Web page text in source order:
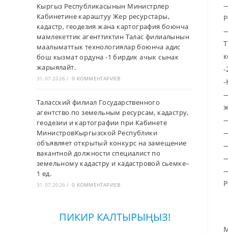
-
-
Кыргыз Республикасынын Министрлер
Кабинетине караштуу Жер ресурстары,
кадастр, геодезия жана картография боюнча
мамлекеттик агенттиктин Талас филиалынын
маалыматтык технологиялар боюнча адис
бош кызмат ордуна -1 бирдик ачык сынак
жарыялайт.
31.07.2026 / 0 КОММЕНТАРИЕВ
Таласский филиал Государственного
агентство по земельным ресурсам, кадастру,
геодезии и картографии при Кабинете
МинистровКыргызской Республики
объявляет открытый конкурс на замещение
вакантной должности специалист по
земельному кадастру и кадастровой сьемке–
1 ед.
31.07.2026 / 0 КОММЕНТАРИЕВ
ПИКИР КАЛТЫРЫҢЫЗ!